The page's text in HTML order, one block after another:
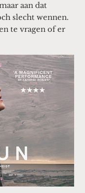
aan dat
slecht wennen.
te vragen of er